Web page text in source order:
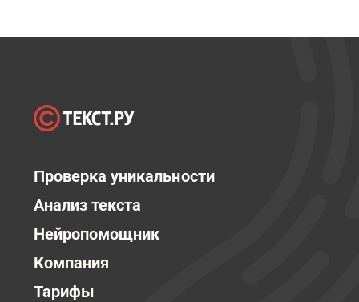
Проверка уникальности
Анализ текста
Нейропомощник
Компания
Тарифы